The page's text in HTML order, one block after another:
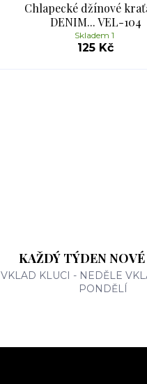
Chlapecké džínové
DENIM... VEL-104
125 Kč
Skladem 1
KAŽDÝ TÝDEN
VKLAD KLUCI - NEDĚLE
PONDĚLÍ